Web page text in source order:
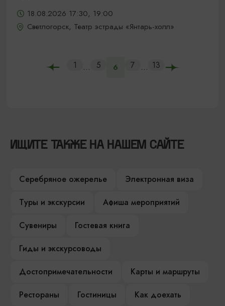
18.08.2026 17:30, 19:00
Светлогорск, Театр эстрады «Янтарь-холл»
1 ... 5 6 7 ... 13
ИЩИТЕ ТАКЖЕ НА НАШЕМ САЙТЕ
Серебряное ожерелье
Электронная виза
Туры и экскурсии
Афиша мероприятий
Сувениры
Гостевая книга
Гиды и экскурсоводы
Достопримечательности
Карты и маршруты
Рестораны
Гостиницы
Как доехать